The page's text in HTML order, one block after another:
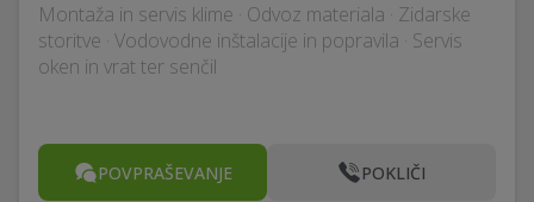
Montaža in servis klime · Odvoz materiala · Zidarske
storitve · Vodovodne inštalacije in popravila · Servis
oken in vrat ter senčil
POVPRAŠEVANJE POKLIČI